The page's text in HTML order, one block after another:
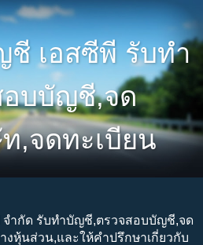
เอสซีพี รับทำ
บบัญชี,จด
,จดทะเบียน
ำกัด รับทำบัญชี,ตรวจสอบบัญชี,จด
งหุ้นส่วน,และให้คำปรึกษาเกี่ยวกับ